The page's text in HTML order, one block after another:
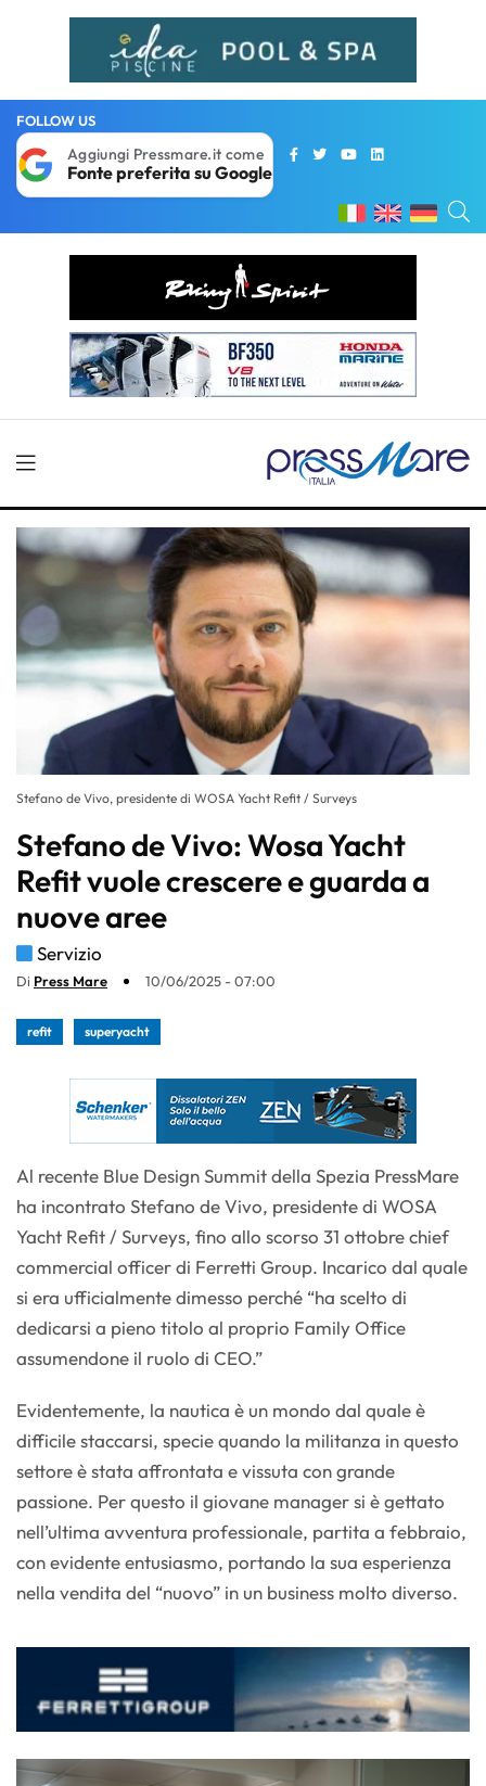
FOLLOW US
Aggiungi Pressmare.it come
Fonte preferita su Google
Stefano de Vivo, presidente di WOSA Yacht Refit / Surveys
Stefano de Vivo: Wosa Yacht
Refit vuole crescere e guarda a
nuove aree
Servizio
Di Press Mare 10/06/2025 - 07:00
refit superyacht
Al recente Blue Design Summit della Spezia PressMare
ha incontrato Stefano de Vivo, presidente di WOSA
Yacht Refit / Surveys, fino allo scorso 31 ottobre chief
commercial officer di Ferretti Group. Incarico dal quale
si era ufficialmente dimesso perché “ha scelto di
dedicarsi a pieno titolo al proprio Family Office
assumendone il ruolo di CEO.”
Evidentemente, la nautica è un mondo dal quale è
difficile staccarsi, specie quando la militanza in questo
settore è stata affrontata e vissuta con grande
passione. Per questo il giovane manager si è gettato
nell’ultima avventura professionale, partita a febbraio,
con evidente entusiasmo, portando la sua esperienza
nella vendita del “nuovo” in un business molto diverso.